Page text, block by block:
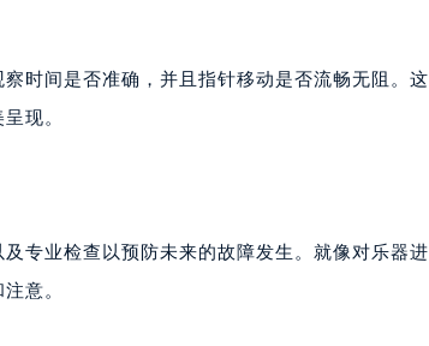
时间是否准确，并且指针移动是否流畅无阻。这
现。
专业检查以预防未来的故障发生。就像对乐器进
意。